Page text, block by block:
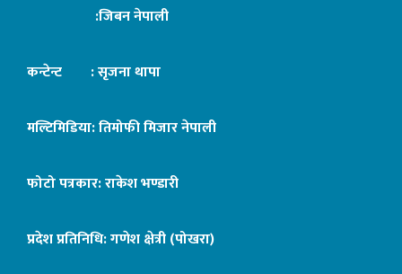
:जिबन नेपाली
कन्टेन्ट : सृजना थापा
मल्टिमिडिया: तिमोफी मिजार नेपाली
फोटो पत्रकार: राकेश भण्डारी
प्रदेश प्रतिनिधि: गणेश क्षेत्री (पोखरा)